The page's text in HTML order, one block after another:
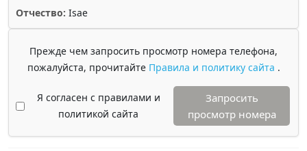
Отчество: Isae
Прежде чем запросить просмотр номера телефона,
пожалуйста, прочитайте Правила и политику сайта .
Я согласен с правилами и
политикой сайта
Запросить
просмотр номера